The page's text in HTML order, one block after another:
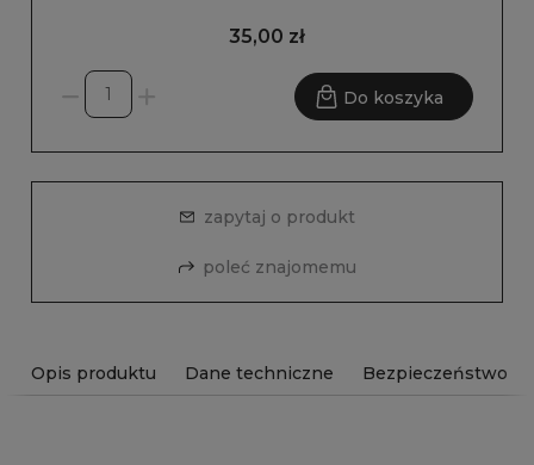
35,00 zł
Do koszyka
zapytaj o produkt
poleć znajomemu
Opis produktu Dane techniczne Bezpieczeństwo